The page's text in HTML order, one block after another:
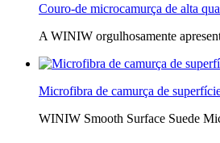
Couro-de microcamurça de alta
A WINIW orgulhosamente
Microfibra de camurça de
WINIW Smooth Surface Suede